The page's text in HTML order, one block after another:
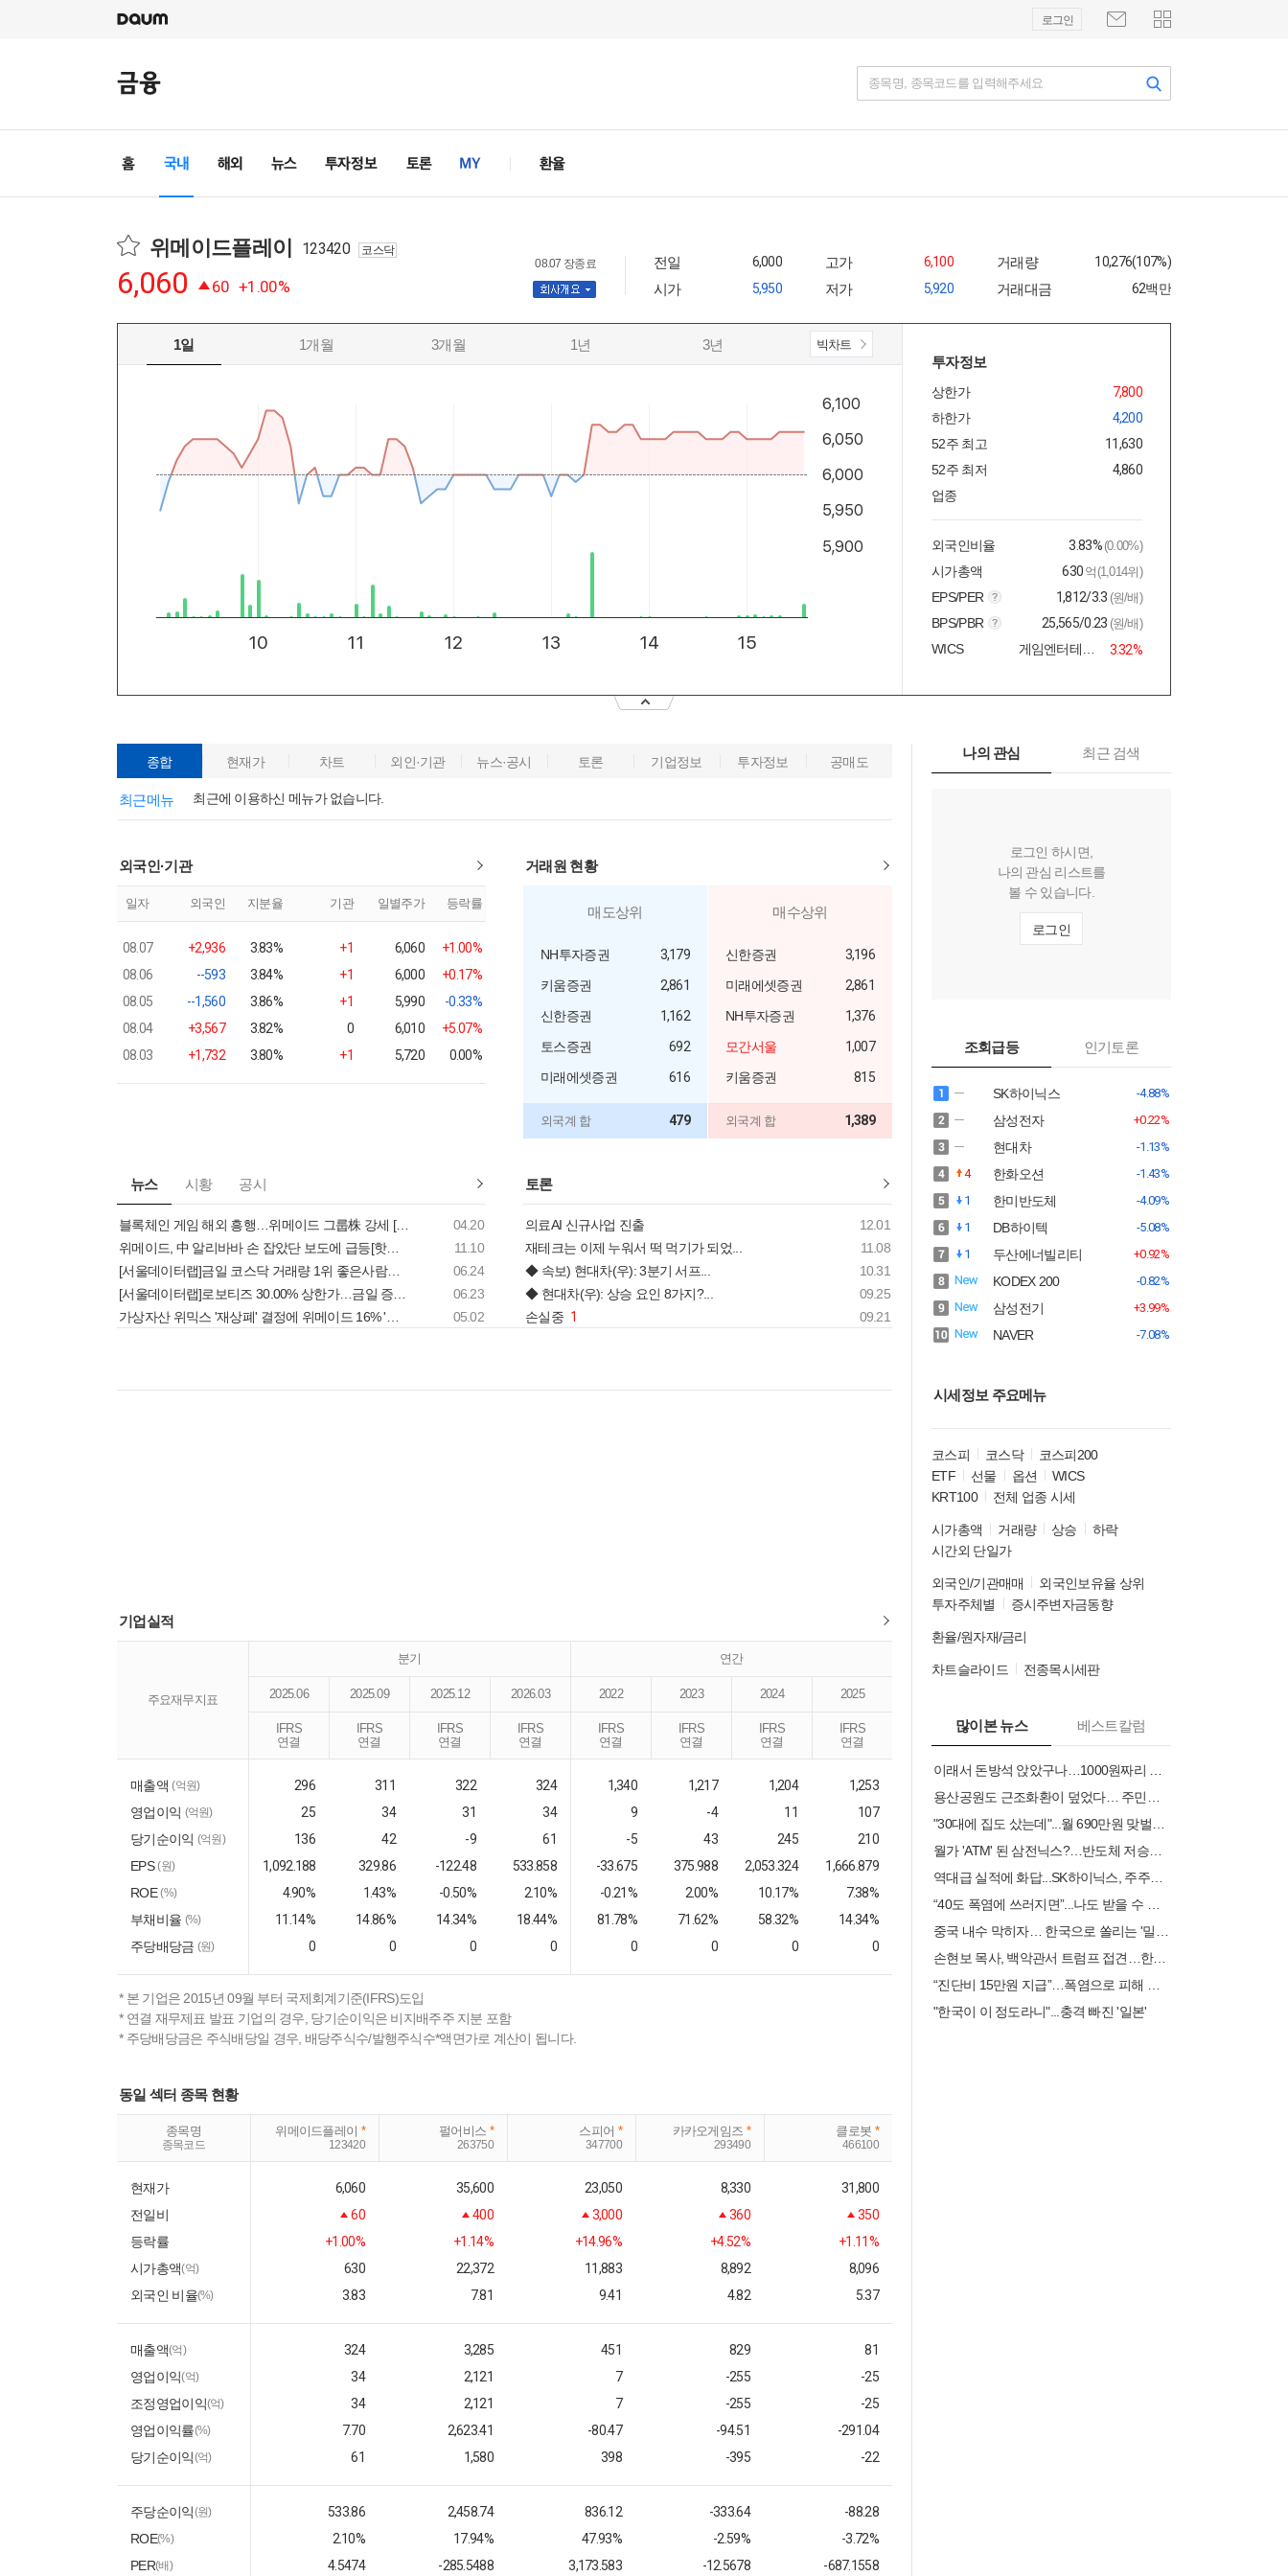
로그인
종목명, 종목코드를 입력해주세요
위메이드플레이 123420 코스닥
6,060 60 +1.00%
08.07 장종료 전일 6,000 고가 6,100 거래량 10,276(107%)
시가 5,950 저가 5,920 거래대금 62백만
1일 1개월 3개월 1년 3년 빅차트
투자정보
상한가
7,800
하한가
4,200
52주 최고
11,630
52주 최저
4,860
업종
외국인비율 3.83% (0.00%)
시가총액 630 억(1,014위)
EPS/PER 1,812/3.3 (원/배)
BPS/PBR 25,565/0.23 (원/배)
WICS 게임엔터테인먼트 3.32%
종합 현재가 차트 외인·기관 뉴스·공시 토론 기업정보 투자정보 공매도
최근메뉴 최근에 이용하신 메뉴가 없습니다.
외국인·기관
일자 외국인 지분율 기관 일별주가 등락률
08.07 +2,936 3.83% +1 6,060
+1.00%
08.06
--593 3.84% +1 6,000
+0.17%
08.05
--1,560 3.86% +1 5,990
-0.33%
08.04
+3,567 3.82% 0 6,010
+5.07%
08.03
+1,732 3.80% +1 5,720 0.00%
거래원 현황
매도상위
NH투자증권
3,179
키움증권
2,861
신한증권
1,162
토스증권
692
미래에셋증권
616
외국계 합 479
매수상위
신한증권
3,196
미래에셋증권
2,861
NH투자증권
1,376
모간서울
1,007
키움증권
815
외국계 합 1,389
뉴스 시황 공시
블록체인 게임 해외 흥행…위메이드 그룹株 강세 [핫종목]
04.20
위메이드, 中 알리바바 손 잡았단 보도에 급등[핫종목]
11.10
[서울데이터랩]금일 코스닥 거래량 1위 좋은사람들 거래대금 무려 555억 돌파
06.24
06.23
05.02
토론
의료AI 신규사업 진출
12.01
재테크는 이제 누워서 떡 먹기가 되었...
11.08
◆ 속보) 현대차(우): 3분기 서프...
10.31
◆ 현대차(우): 상승 요인 8가지?...
09.25
손실중 1 09.21
기업실적
주요재무지표
분기 연간
2025.06 2025.09 2025.12 2026.03 2022 2023 2024 2025
IFRS
연결
IFRS
연결
IFRS
연결
IFRS
연결
IFRS
연결
IFRS
연결
IFRS
연결
IFRS
연결
매출액(억원) 296 311 322 324 1,340 1,217 1,204
1,253
영업이익 (억원) 25 34 31 34 9 -4 11
107
당기순이익 (억원) 136 42 -9 61 -5 43 245
210
EPS(원) 1,092.188 329.86 -122.48 533.858 -33.675 375.988 2,053.324
1,666.879
ROE(%) 4.90% 1.43% -0.50% 2.10% -0.21% 2.00% 10.17%
7.38%
부채비율 (%) 11.14% 14.86% 14.34% 18.44% 81.78% 71.62% 58.32%
14.34%
주당배당금 (원) 0 0 0 0 0 0 0 0
* 본 기업은 2015년 09월 부터 국제회계기준(IFRS)도입
* 연결 재무제표 발표 기업의 경우, 당기순이익은 비지배주주 지분 포함
* 주당배당금은 주식배당일 경우, 배당주식수/발행주식수*액면가로 계산이 됩니다.
동일 섹터 종목 현황
종목명
종목코드
위메이드플레이 *
123420
펄어비스 *
263750
스피어 *
347700
카카오게임즈 *
293490
클로봇 *
466100
현재가 6,060 35,600 23,050 8,330
31,800
전일비
60 400 3,000 360
350
등락률
+1.00% +1.14% +14.96% +4.52%
+1.11%
시가총액(억) 630 22,372 11,883 8,892
8,096
외국인 비율(%) 3.83 7.81 9.41 4.82 5.37
매출액(억) 324 3,285 451 829
81
영업이익(억) 34 2,121 7 -255
-25
조정영업이익(억) 34 2,121 7 -255
-25
영업이익률(%) 7.70 2,623.41 -80.47 -94.51
-291.04
당기순이익(억) 61 1,580 398 -395 -22
주당순이익(원) 533.86 2,458.74 836.12 -333.64
-88.28
ROE(%) 2.10% 17.94% 47.93% -2.59%
-3.72%
PER(배) 4.5474 -285.5488 3,173.583 -12.5678 -687.1558
나의 관심 최근 검색
로그인 하시면,
나의 관심 리스트를
볼 수 있습니다.
로그인
조회급등 인기토론
SK하이닉스 -4.88%
삼성전자 +0.22%
현대차
-1.13%
4
한화오션
-1.43%
1
한미반도체
-4.09%
1
DB하이텍
-5.08%
1
두산에너빌리티 +0.92%
KODEX 200 -0.82%
삼성전기 +3.99%
NAVER -7.08%
시세정보 주요메뉴
코스피 코스닥
코스피200
ETF
선물 옵션
WICS
KRT100
전체 업종 시세
시가총액 거래량 상승
하락
시간외 단일가
외국인/기관매매
외국인보유율 상위
투자주체별
증시주변자금동향
환율/원자재/금리
차트슬라이드 전종목시세판
많이본 뉴스 베스트칼럼
월가 'ATM' 된 삼전닉스?…반도체 저승사자도 "이젠 살 때" [빈난새의 빈틈없이마켓]
역대급 실적에 화답...SK하이닉스, 주주환원 시점 3분기로 조기 발표
손현보 목사, 백악관서 트럼프 접견…한국 종교·인권 논쟁 미국으로
"한국이 이 정도라니"...충격 빠진 '일본'